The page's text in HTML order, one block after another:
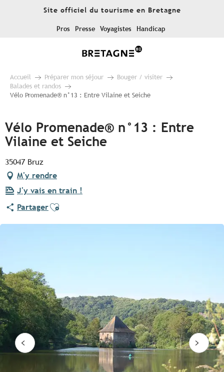
Site officiel du tourisme en Bretagne
Pros Presse Voyagistes Handicap
Accueil Préparer mon séjour
Bouger / visiter
Balades et randos
Vélo Promenade® n°13 : Entre Vilaine et Seiche
Vélo Promenade® n°13 : Entre
Vilaine et Seiche
35047 Bruz
M'y rendre
J'y vais en train !
PartagerAjouter aux favoris